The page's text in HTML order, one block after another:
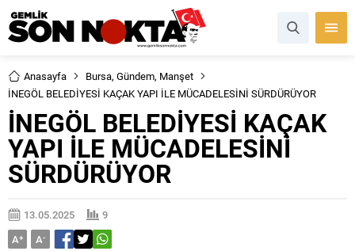
Anasayfa Bursa, Gündem, Manşet
İNEGÖL BELEDİYESİ KAÇAK YAPI İLE MÜCADELESİNİ SÜRDÜRÜYOR
İNEGÖL BELEDİYESİ KAÇAK
YAPI İLE MÜCADELESİNİ
SÜRDÜRÜYOR
13.05.2025
9
A+ A-